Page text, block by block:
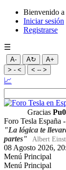
Bienvenido a
Iniciar sesión
Registrarse
☰
A- A↻
A+
> - <
< -- >
📈
Gracias
Foro Tesla España
"La lógica te
partes"
Albert
08 Agosto 2026,
Menú Principal
Menú Principal